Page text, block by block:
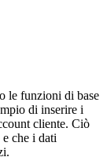
le funzioni di base
di inserire i
cliente. Ciò
che i dati